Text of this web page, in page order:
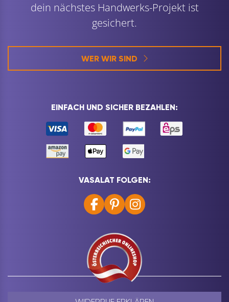
dein nächstes Handwerks-Projekt ist
gesichert.
WER WIR SIND
EINFACH UND SICHER BEZAHLEN:
VASALAT FOLGEN: